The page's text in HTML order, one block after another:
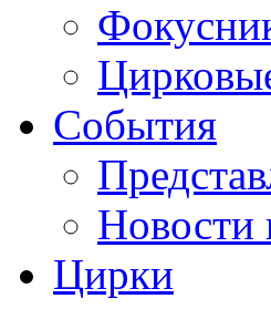
События
Новости
Цирки